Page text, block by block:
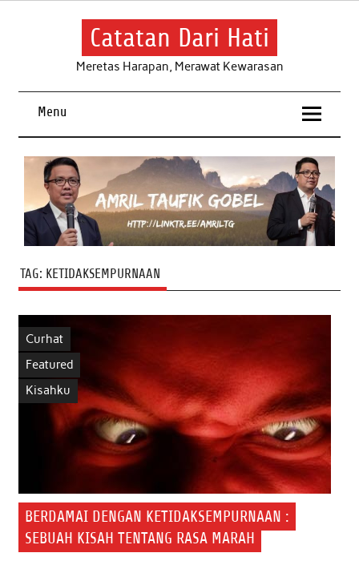
Skip
Catatan Dari Hati
Meretas Harapan, Merawat Kewarasan
Menu
TAG: KETIDAKSEMPURNAAN
Curhat
Featured
Kisahku
BERDAMAI DENGAN KETIDAKSEMPURNAAN :
SEBUAH KISAH TENTANG RASA MARAH